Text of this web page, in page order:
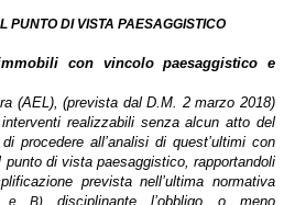
PUNTO DI VISTA PAESAGGISTICO
con vincolo paesaggistico e
(AEL), (prevista dal D.M. 2 marzo 2018)
realizzabili senza alcun atto del
procedere all’analisi di quest’ultimi con
di vista paesaggistico, rapportandoli
prevista nell’ultima normativa
e B) disciplinante l’obbligo o meno